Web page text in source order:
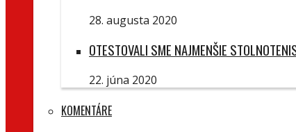
28. augusta 2020
OTESTOVALI SME NAJMENŠIE
22. júna 2020
KOMENTÁRE